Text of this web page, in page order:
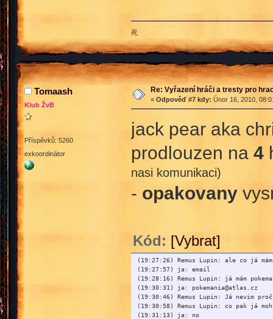
死
Tomaash
Klub ŽvB
Příspěvků: 5260
exkoordinátor
Re: Vyřazení hráči a tresty pro
« Odpověď #7 kdy: Únor 16, 2010,
jack pear aka
prodlouzen na 4
nasi komunikaci)
- opakovany
Kód: [Vybrat]
(19:27:26) Remus Lupin: ale co já
(19:27:57) ja: email
(19:28:16) Remus Lupin: já mám
(19:30:31) ja: pokemania@atlas.cz
(19:30:46) Remus Lupin: Já nevim
(19:30:58) Remus Lupin: co pak já
(19:31:13) ja: no